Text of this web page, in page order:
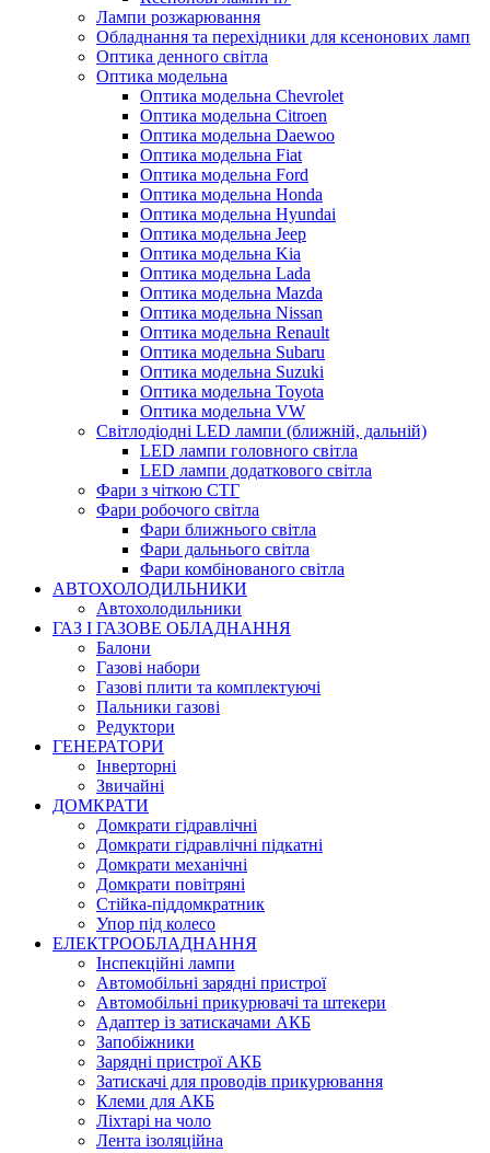
Лампи розжарювання
Обладнання та перехідники для ксенонових ламп
Оптика денного світла
Оптика модельна
Оптика модельна Chevrolet
Оптика модельна Citroen
Оптика модельна Daewoo
Оптика модельна Fiat
Оптика модельна Ford
Оптика модельна Honda
Оптика модельна Hyundai
Оптика модельна Jeep
Оптика модельна Kia
Оптика модельна Lada
Оптика модельна Mazda
Оптика модельна Nissan
Оптика модельна Renault
Оптика модельна Subaru
Оптика модельна Suzuki
Оптика модельна Toyota
Оптика модельна VW
Світлодіодні LED лампи (ближній, дальній)
LED лампи головного світла
LED лампи додаткового світла
Фари з чіткою СТГ
Фари робочого світла
Фари ближнього світла
Фари дальнього світла
Фари комбінованого світла
АВТОХОЛОДИЛЬНИКИ
Автохолодильники
ГАЗ І ГАЗОВЕ ОБЛАДНАННЯ
Балони
Газові набори
Газові плити та комплектуючі
Пальники газові
Редуктори
ГЕНЕРАТОРИ
Інверторні
Звичайні
ДОМКРАТИ
Домкрати гідравлічні
Домкрати гідравлічні підкатні
Домкрати механічні
Домкрати повітряні
Стійка-піддомкратник
Упор під колесо
ЕЛЕКТРООБЛАДНАННЯ
Інспекційні лампи
Автомобільні зарядні пристрої
Автомобільні прикурювачі та штекери
Адаптер із затискачами АКБ
Запобіжники
Зарядні пристрої АКБ
Затискачі для проводів прикурювання
Клеми для АКБ
Ліхтарі на чоло
Лента ізоляційна